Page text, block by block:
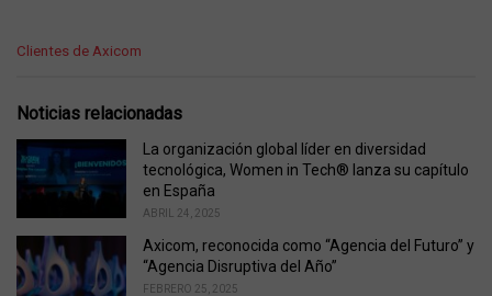
C
e
r
:
Clientes de Axicom
Noticias relacionadas
La organización global líder en diversidad
tecnológica, Women in Tech® lanza su capítulo
en España
ABRIL 24, 2025
Axicom, reconocida como “Agencia del Futuro” y
“Agencia Disruptiva del Año”
FEBRERO 25, 2025